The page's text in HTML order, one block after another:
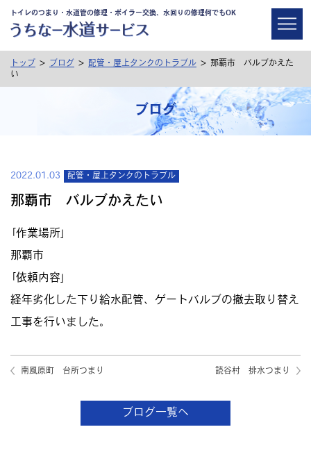
トイレのつまり・水道管の修理・ボイラー交換、水回りの修理何でもOK
トップ > ブログ > 配管・屋上タンクのトラブル > 那覇市 バルブかえた
い
ブログ
2022.01.03 配管・屋上タンクのトラブル
那覇市 バルブかえたい
｢作業場所｣
那覇市
｢依頼内容｣
経年劣化した下り給水配管、ゲートバルブの撤去取り替え
工事を行いました。
南風原町 台所つまり 読谷村 排水つまり
ブログ一覧へ